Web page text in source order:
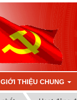
GIỚI THIỆU CHUNG